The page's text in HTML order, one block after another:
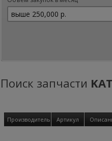
Поиск запчасти
Производитель Артикул